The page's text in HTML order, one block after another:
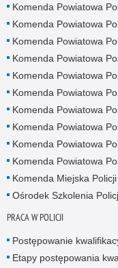
Komenda Powiatowa
Komenda Powiatowa
Komenda Powiatowa
Komenda Powiatowa
Komenda Powiatowa
Komenda Powiatowa
Komenda Powiatowa
Komenda Powiatowa
Komenda Powiatowa
Komenda Powiatowa
Komenda Miejska
Ośrodek Szkolenia
PRACA W POLICJI
Postępowanie
Etapy postępowania